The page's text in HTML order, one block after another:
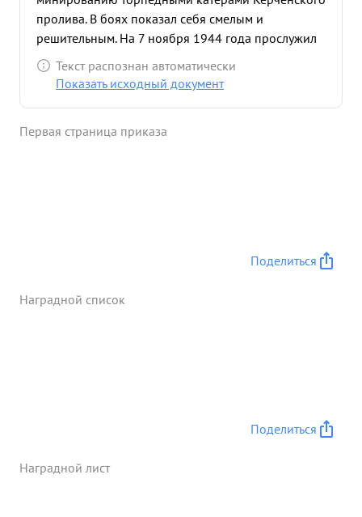
пролива. В боях показал себя смелым и
решительным. На 7 ноября 1944 года прослужил
в Военно-Морском флоте 27 лет и 02 месяца
Достоин награждения орденом ...»
Текст распознан автоматически
Показать исходный документ
Первая страница приказа
Поделиться
Наградной список
Поделиться
Наградной лист